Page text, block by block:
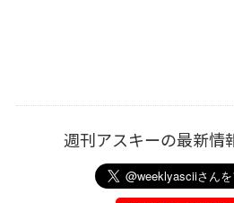
週刊アスキーの最新情